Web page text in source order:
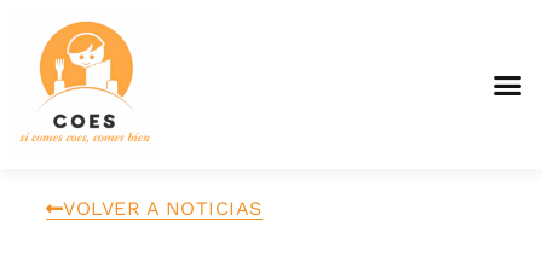
VOLVER A NOTICIAS